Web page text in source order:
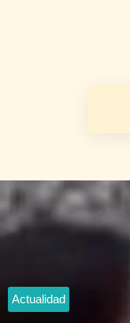
Actualidad